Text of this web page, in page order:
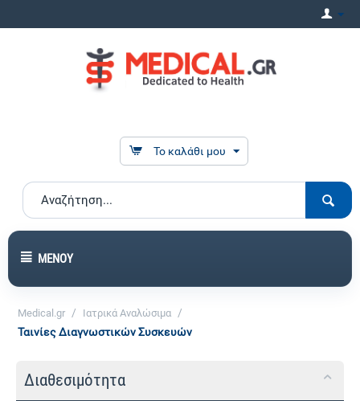
Το καλάθι μου
ΜΕΝΟΎ
Medical.gr / Ιατρικά Αναλώσιμα /
Ταινίες Διαγνωστικών Συσκευών
Διαθεσιμότητα